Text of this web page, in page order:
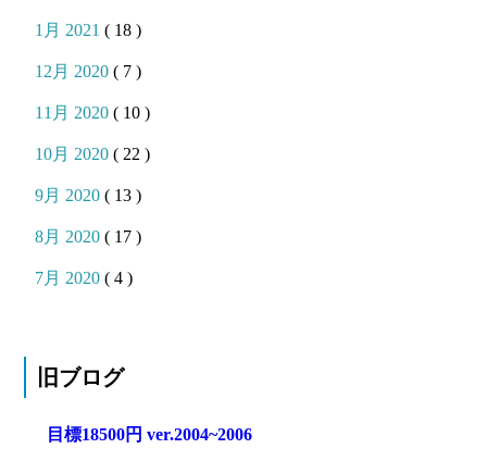
1月 2021( 18 )
12月 2020( 7 )
11月 2020( 10 )
10月 2020( 22 )
9月 2020( 13 )
8月 2020( 17 )
7月 2020( 4 )
旧ブログ
目標18500円 ver.2004~2006